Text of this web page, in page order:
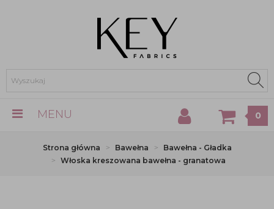
MENU 0
Strona główna Bawełna
Bawełna - Gładka
Włoska kreszowana bawełna - granatowa